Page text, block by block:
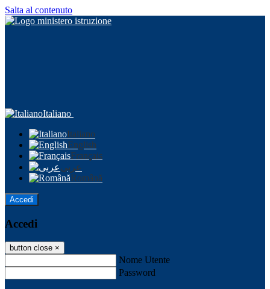
Salta al contenuto
Italiano
Italiano
English
Français
عربى
Română
Accedi
Accedi
button close ×
Nome Utente
Password